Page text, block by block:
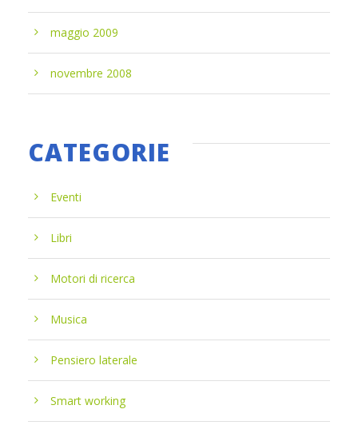
maggio 2009
novembre 2008
CATEGORIE
Eventi
Libri
Motori di ricerca
Musica
Pensiero laterale
Smart working